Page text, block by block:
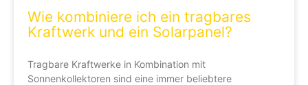
Wie kombiniere ich ein tragbares
Kraftwerk und ein Solarpanel?
Tragbare Kraftwerke in Kombination mit
Sonnenkollektoren sind eine immer beliebtere